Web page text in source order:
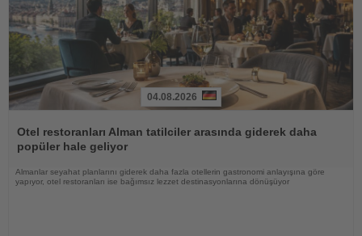
Oku
04.08.2026
Otel restoranları Alman tatilciler arasında giderek daha
popüler hale geliyor
Almanlar seyahat planlarını giderek daha fazla otellerin gastronomi anlayışına göre
yapıyor, otel restoranları ise bağımsız lezzet destinasyonlarına dönüşüyor